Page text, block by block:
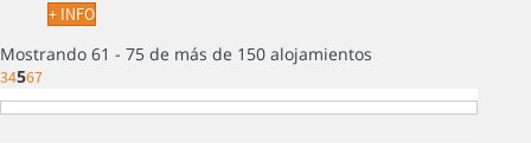
+ INFO
Mostrando 61 - 75 de más de 150 alojamientos
34567